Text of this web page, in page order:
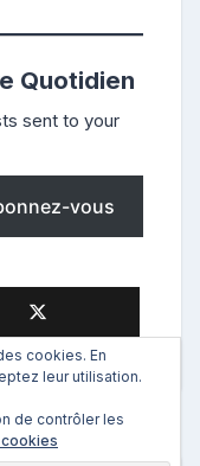
Quotidien
sent to your
vous
cookies. En
leur utilisation.
de contrôler les